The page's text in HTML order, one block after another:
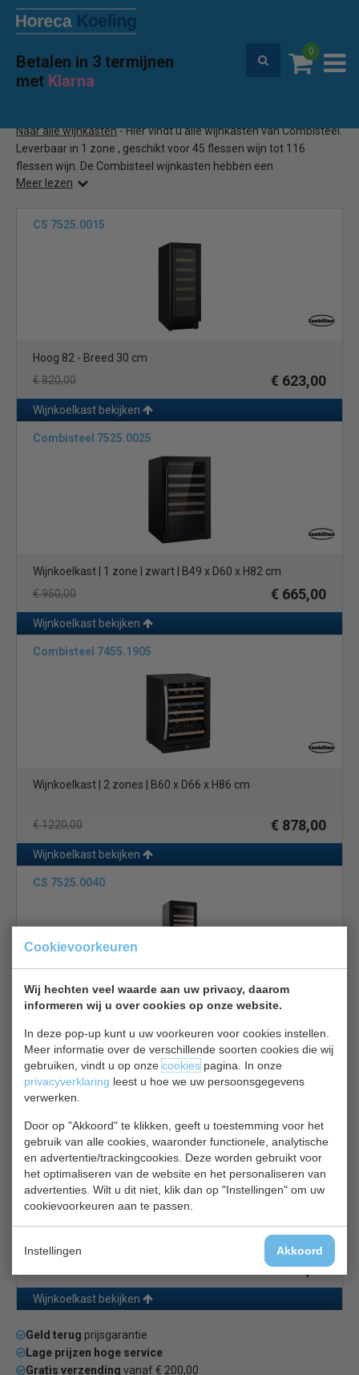
Cookievoorkeuren
Wij hechten veel waarde aan uw privacy, daarom
informeren wij u over cookies op onze website.
In deze pop-up kunt u uw voorkeuren voor cookies instellen.
Meer informatie over de verschillende soorten cookies die wij
gebruiken, vindt u op onzecookiespagina. In onze
privacyverklaring leest u hoe we uw persoonsgegevens
verwerken.
Door op "Akkoord" te klikken, geeft u toestemming voor het
gebruik van alle cookies, waaronder functionele, analytische
en advertentie/trackingcookies. Deze worden gebruikt voor
het optimaliseren van de website en het personaliseren van
advertenties. Wilt u dit niet, klik dan op "Instellingen" om uw
cookievoorkeuren aan te passen.
Instellingen Akkoord
Betalen in 3 termijnen
met Klarna
0
Premium service en garantie
Home Combisteel wijnkoelkast
Naar alle wijnkasten- Hier vindt u alle wijnkasten van Combisteel.
Leverbaar in 1 zone , geschikt voor 45 flessen wijn tot 116
flessen wijn. De Combisteel wijnkasten hebben een
gebruiksvriendelijk bediening en zijn veelal met LED scherm
koelmiddel. Combisteel wijnkasten voor een scherpe prijs.
Meer lezen
CS 7525.0015
Hoog 82 - Breed 30 cm
€ 820,00
€ 623,00
Wijnkoelkast bekijken
Combisteel 7525.0025
Wijnkoelkast | 1 zone | zwart | B49 x D60 x H82 cm
€ 950,00
€ 665,00
Wijnkoelkast bekijken
Combisteel 7455.1905
Wijnkoelkast | 2 zones | B60 x D66 x H86 cm
€ 1220,00 € 878,00
Wijnkoelkast bekijken
CS 7525.0040
Hoog 178 - Breed 60 cm
€ 2500,00
€ 1750,00
Wijnkoelkast bekijken
CS 7525.0035
Hoog 172 - Breed 60 cm
Met 2 zones
€ 1901,00
Wijnkoelkast bekijken
Geld terug prijsgarantie
Lage prijzen hoge service
Gratis verzending vanaf € 200,00